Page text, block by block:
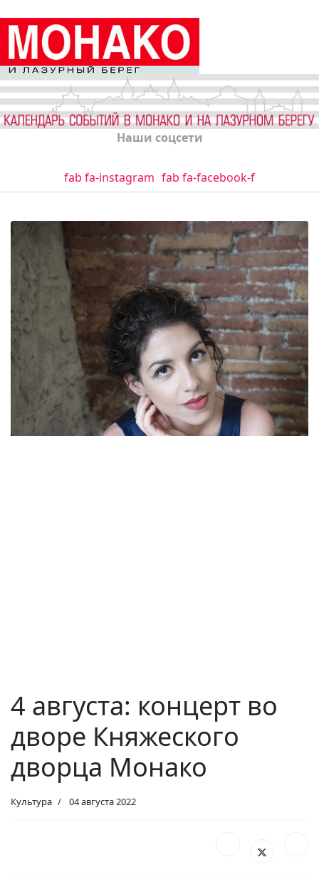
Наши соцсети
fab fa-instagram fab fa-facebook-f
4 августа: концерт во
дворе Княжеского
дворца Монако
Культура 04 августа 2022